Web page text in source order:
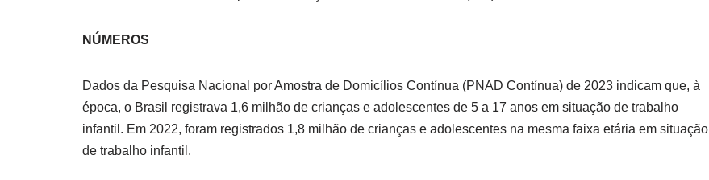
NÚMEROS
Dados da Pesquisa Nacional por Amostra de Domicílios Contínua (PNAD Contínua) de 2023 indicam que, à
época, o Brasil registrava 1,6 milhão de crianças e adolescentes de 5 a 17 anos em situação de trabalho
infantil. Em 2022, foram registrados 1,8 milhão de crianças e adolescentes na mesma faixa etária em situação
de trabalho infantil.